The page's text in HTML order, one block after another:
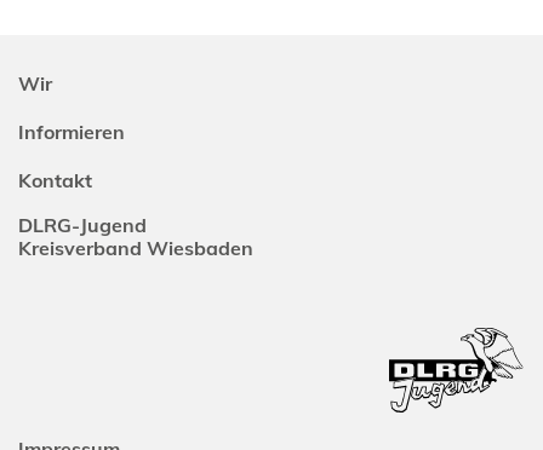
Wir
Informieren
Kontakt
DLRG-Jugend
Kreisverband Wiesbaden